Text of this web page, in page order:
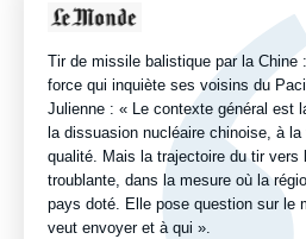
émission
Logo
Tir de missile balistique par la Chine
force qui inquiète ses voisins du
Julienne : « Le contexte général est
la dissuasion nucléaire chinoise, à
qualité. Mais la trajectoire du tir vers
troublante, dans la mesure où la
pays doté. Elle pose question sur le
veut envoyer et à qui ».